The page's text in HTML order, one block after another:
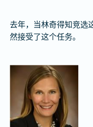
去年，当林奇得知竞选
然接受了这个任务。